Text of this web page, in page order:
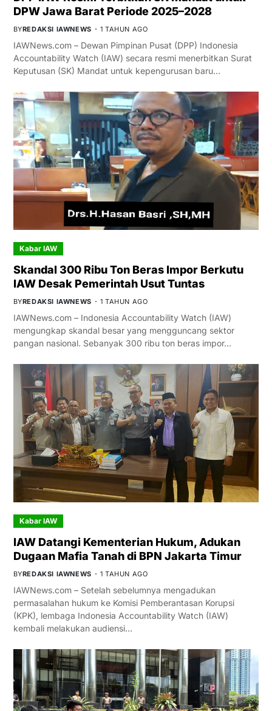
DPW Jawa Barat Periode 2025–2028
BYREDAKSI IAWNEWS 1 TAHUN AGO
IAWNews.com – Dewan Pimpinan Pusat (DPP) Indonesia
Accountability Watch (IAW) secara resmi menerbitkan Surat
Keputusan (SK) Mandat untuk kepengurusan baru…
Kabar IAW
Skandal 300 Ribu Ton Beras Impor Berkutu
IAW Desak Pemerintah Usut Tuntas
BYREDAKSI IAWNEWS 1 TAHUN AGO
IAWNews.com – Indonesia Accountability Watch (IAW)
mengungkap skandal besar yang mengguncang sektor
pangan nasional. Sebanyak 300 ribu ton beras impor…
Kabar IAW
IAW Datangi Kementerian Hukum, Adukan
Dugaan Mafia Tanah di BPN Jakarta Timur
BYREDAKSI IAWNEWS 1 TAHUN AGO
IAWNews.com – Setelah sebelumnya mengadukan
permasalahan hukum ke Komisi Pemberantasan Korupsi
(KPK), lembaga Indonesia Accountability Watch (IAW)
kembali melakukan audiensi…